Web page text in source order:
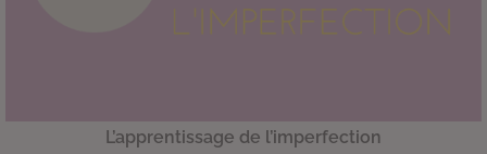
L’apprentissage de l’imperfection